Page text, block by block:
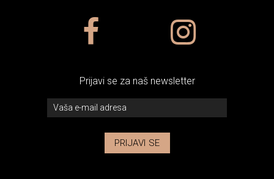
Prijavi se za naš newsletter
PRIJAVI SE